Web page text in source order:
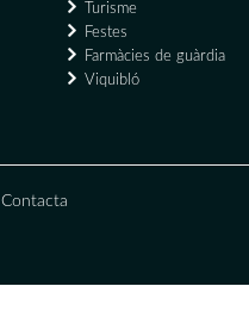
Turisme
Festes
Farmàcies de guàrdia
Viquibló
Contacta